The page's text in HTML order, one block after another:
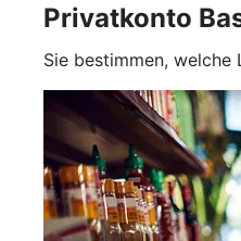
Privatkonto
Sie bestimmen, welche